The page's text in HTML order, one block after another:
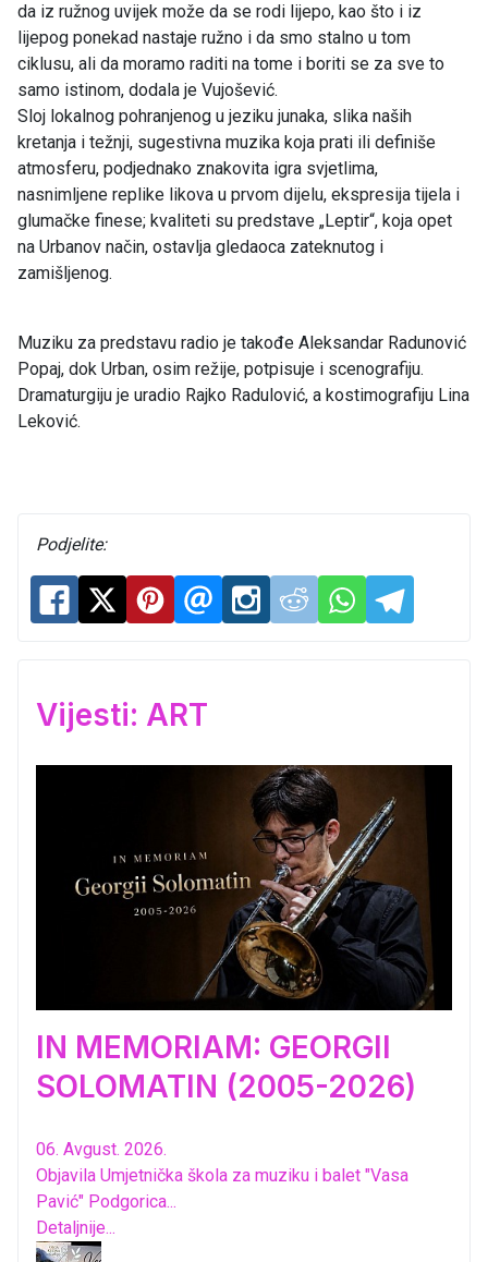
da iz ružnog uvijek može da se rodi lijepo, kao što i iz
lijepog ponekad nastaje ružno i da smo stalno u tom
ciklusu, ali da moramo raditi na tome i boriti se za sve to
samo istinom, dodala je Vujošević.
Sloj lokalnog pohranjenog u jeziku junaka, slika naših
kretanja i težnji, sugestivna muzika koja prati ili definiše
atmosferu, podjednako znakovita igra svjetlima,
nasnimljene replike likova u prvom dijelu, ekspresija tijela i
glumačke finese; kvaliteti su predstave „Leptir“, koja opet
na Urbanov način, ostavlja gledaoca zateknutog i
zamišljenog.
Muziku za predstavu radio je takođe Aleksandar Radunović
Popaj, dok Urban, osim režije, potpisuje i scenografiju.
Dramaturgiju je uradio Rajko Radulović, a kostimografiju Lina
Leković.
Podjelite:
Vijesti: ART
IN MEMORIAM: GEORGII
SOLOMATIN (2005-2026)
06. Avgust. 2026.
Objavila Umjetnička škola za muziku i balet "Vasa
Pavić" Podgorica...
Detaljnije...